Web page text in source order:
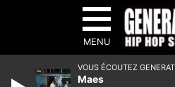
MENU
VOUS ÉCOUTEZ
Maes